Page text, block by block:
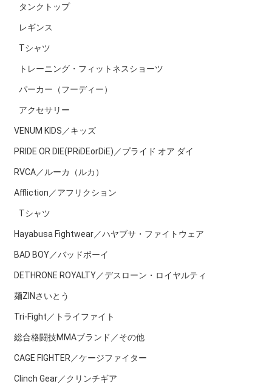
タンクトップ
レギンス
Tシャツ
トレーニング・フィットネスショーツ
パーカー（フーディー）
アクセサリー
VENUM KIDS／キッズ
PRIDE OR DIE(PRiDEorDiE)／プライド オア ダイ
RVCA／ルーカ（ルカ）
Affliction／アフリクション
Tシャツ
Hayabusa Fightwear／ハヤブサ・ファイトウェア
BAD BOY／バッドボーイ
DETHRONE ROYALTY／デスローン・ロイヤルティ
麺ZINさいとう
Tri-Fight／トライファイト
総合格闘技MMAブランド／その他
CAGE FIGHTER／ケージファイター
Clinch Gear／クリンチギア